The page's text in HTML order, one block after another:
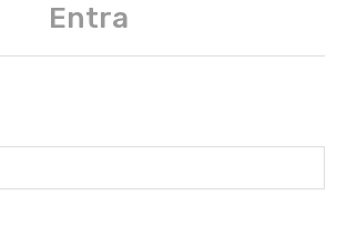
Entra